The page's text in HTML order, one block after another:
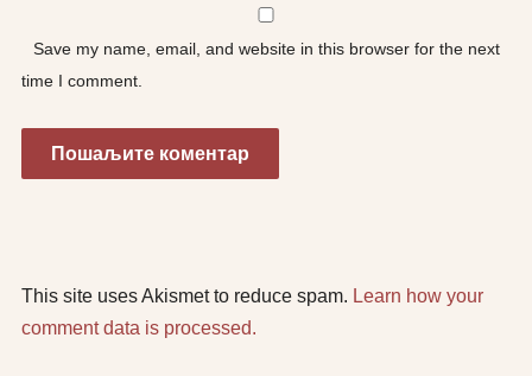
Save my name, email, and website in this browser for the next
time I comment.
This site uses Akismet to reduce spam. Learn how your
comment data is processed.